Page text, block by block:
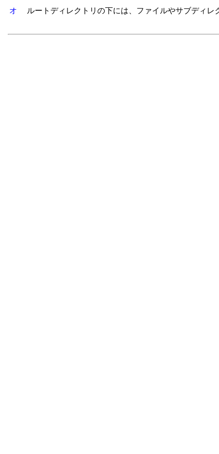
オ ルートディレクトリの下には、ファイルやサブディレ